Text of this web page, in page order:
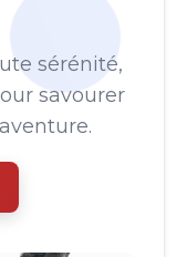
sérénité,
savourer